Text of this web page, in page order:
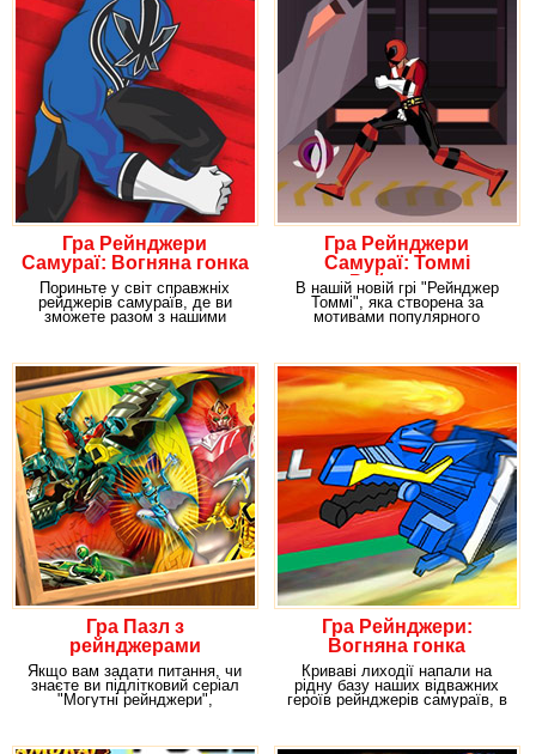
Гра Рейнджери
Самураї: Вогняна гонка
Пориньте у світ справжніх
рейджерів самураїв, де ви
зможете разом з нашими
Гра Рейнджери
Самураї: Томмі
Рейнджер
В нашій новій грі "Рейнджер
Томмі", яка створена за
мотивами популярного
Гра Пазл з
рейнджерами
Якщо вам задати питання, чи
знаєте ви підлітковий серіал
"Могутні рейнджери",
Гра Рейнджери:
Вогняна гонка
Криваві лиходії напали на
рідну базу наших відважних
героїв рейнджерів самураїв, в